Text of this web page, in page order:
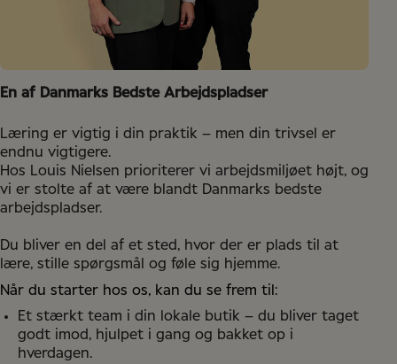
En af Danmarks Bedste Arbejdspladser
Læring er vigtig i din praktik – men din trivsel er
endnu vigtigere.
Hos Louis Nielsen prioriterer vi arbejdsmiljøet højt, og
vi er stolte af at være blandt Danmarks bedste
arbejdspladser.
Du bliver en del af et sted, hvor der er plads til at
lære, stille spørgsmål og føle sig hjemme.
Når du starter hos os, kan du se frem til:
Et stærkt team i din lokale butik – du bliver taget
godt imod, hjulpet i gang og bakket op i
hverdagen.